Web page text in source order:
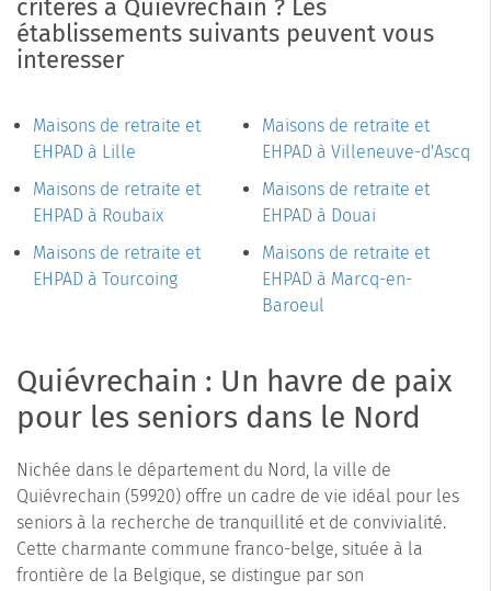
critères à Quievrechain ? Les
établissements suivants peuvent vous
interesser
Maisons de retraite et
EHPAD à Lille
Maisons de retraite et
EHPAD à Roubaix
Maisons de retraite et
EHPAD à Tourcoing
Maisons de retraite et
EHPAD à Villeneuve-d'Ascq
Maisons de retraite et
EHPAD à Douai
Maisons de retraite et
EHPAD à Marcq-en-
Baroeul
Quiévrechain : Un havre de paix
pour les seniors dans le Nord
Nichée dans le département du Nord, la ville de
Quiévrechain (59920) offre un cadre de vie idéal pour les
seniors à la recherche de tranquillité et de convivialité.
Cette charmante commune franco-belge, située à la
frontière de la Belgique, se distingue par son